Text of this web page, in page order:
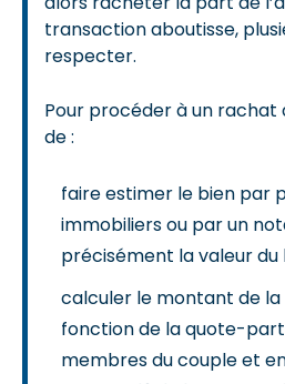
transaction aboutisse,
respecter.
Pour procéder à un rachat
de :
faire estimer le bien par
immobiliers ou par un
précisément la valeur
calculer le montant de
fonction de la quote-
membres du couple et